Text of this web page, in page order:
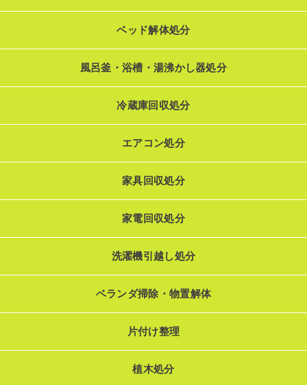
ベッド解体処分
風呂釜・浴槽・湯沸かし器処分
冷蔵庫回収処分
エアコン処分
家具回収処分
家電回収処分
洗濯機引越し処分
ベランダ掃除・物置解体
片付け整理
植木処分